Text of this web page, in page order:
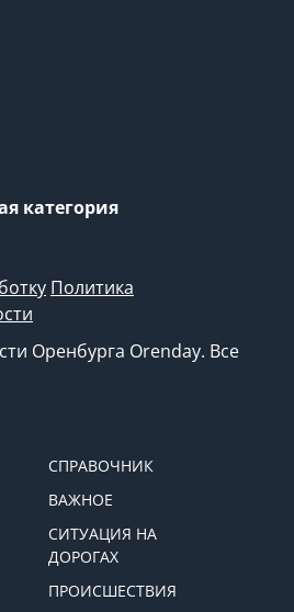
категория
Политика
Оренбурга Orenday. Все
СПРАВОЧНИК
ВАЖНОЕ
СИТУАЦИЯ НА
ДОРОГАХ
ПРОИСШЕСТВИЯ